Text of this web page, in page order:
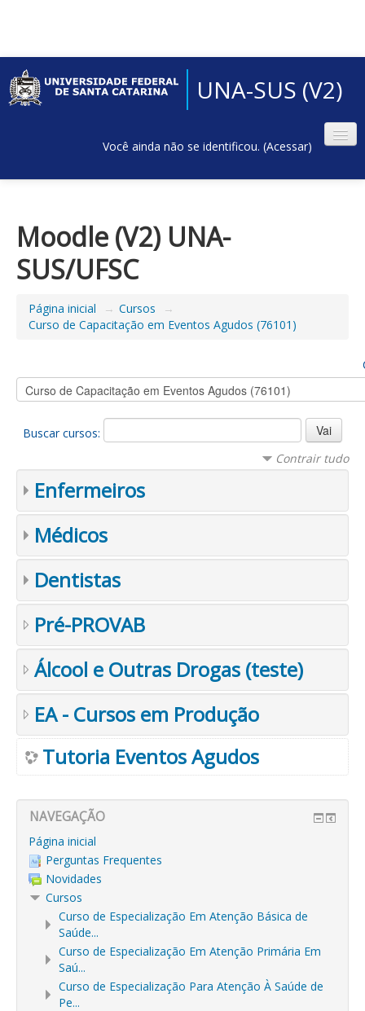
UNA-SUS (V2)
Você ainda não se identificou. (Acessar)
Moodle (V2) UNA-
SUS/UFSC
Página inicial → Cursos
→
Curso de Capacitação em Eventos Agudos (76101)
Buscar cursos:
Contrair tudo
Enfermeiros
Médicos
Dentistas
Pré-PROVAB
Álcool e Outras Drogas (teste)
EA - Cursos em Produção
Tutoria Eventos Agudos
NAVEGAÇÃO
Página inicial
Perguntas Frequentes
Novidades
Cursos
Curso de Especialização Em Atenção Básica de
Saúde...
Curso de Especialização Em Atenção Primária Em
Saú...
Curso de Especialização Para Atenção À Saúde de
Pe...